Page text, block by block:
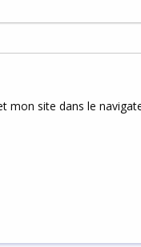
mon site dans le